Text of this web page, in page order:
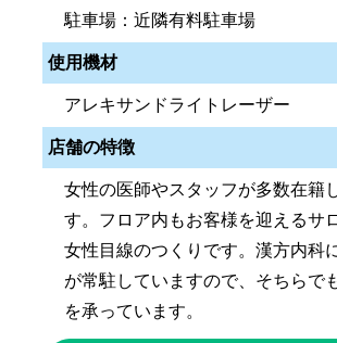
駐車場：近隣有料駐車場
使用機材
アレキサンドライトレーザー
店舗の特徴
女性の医師やスタッフが多数在籍
す。フロア内もお客様を迎えるサ
女性目線のつくりです。漢方内科
が常駐していますので、そちらで
を承っています。